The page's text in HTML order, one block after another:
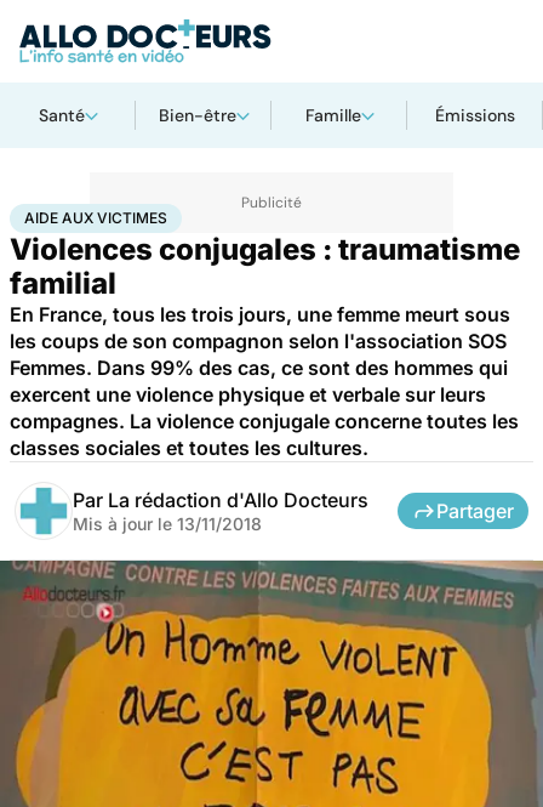
Santé Bien-être Famille Émissions
AccueilSantéAide aux victimes
AIDE AUX VICTIMES
Violences conjugales : traumatisme
familial
En France, tous les trois jours, une femme meurt sous
les coups de son compagnon selon l'association SOS
Femmes. Dans 99% des cas, ce sont des hommes qui
exercent une violence physique et verbale sur leurs
compagnes. La violence conjugale concerne toutes les
classes sociales et toutes les cultures.
Par La rédaction d'Allo Docteurs
Mis à jour le 13/11/2018
Partager